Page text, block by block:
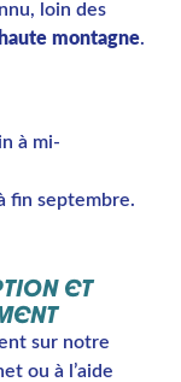
loin des
montagne.
à mi-
fin septembre.
ET
sur notre
ou à l’aide